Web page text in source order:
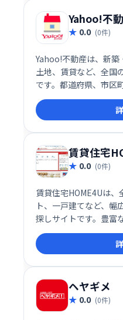
Yahoo!不
0.0 (0件)
Yahoo!不動産は、新築
土地、賃貸など、全国
です。都道府県、市区
件から簡単に物件検
文住宅まで、理想の住
ートします。
賃貸住宅
0.0 (0件)
賃貸住宅HOME4Uは
ト、一戸建てなど、幅
探しサイトです。豊富
ったりの住まいを見
めるお手伝いをいたし
ヘヤギメ
0.0 (0件)